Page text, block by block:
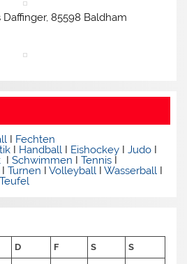
85598 Baldham
I Fechten
I Handball I Eishockey IJudo I
ISchwimmen ITennis I
ITurnen IVolleyball IWasserball I
D F S S